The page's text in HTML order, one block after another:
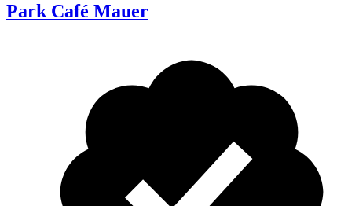
Park Café Mauer